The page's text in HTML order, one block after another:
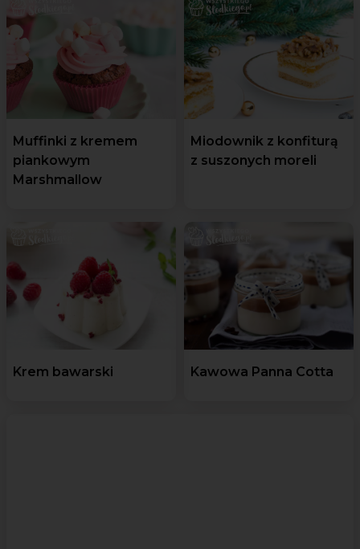
Muffinki z kremem
piankowym
Marshmallow
Miodownik z konfiturą
z suszonych moreli
Krem bawarski Kawowa Panna Cotta